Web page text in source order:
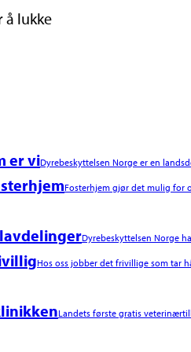
å lukke
er viDyrebeskyttelsen Norge er en
Fosterhjem gjør det mulig for
Dyrebeskyttelsen Norge
Hos oss jobber det frivillige som tar
Landets første gratis